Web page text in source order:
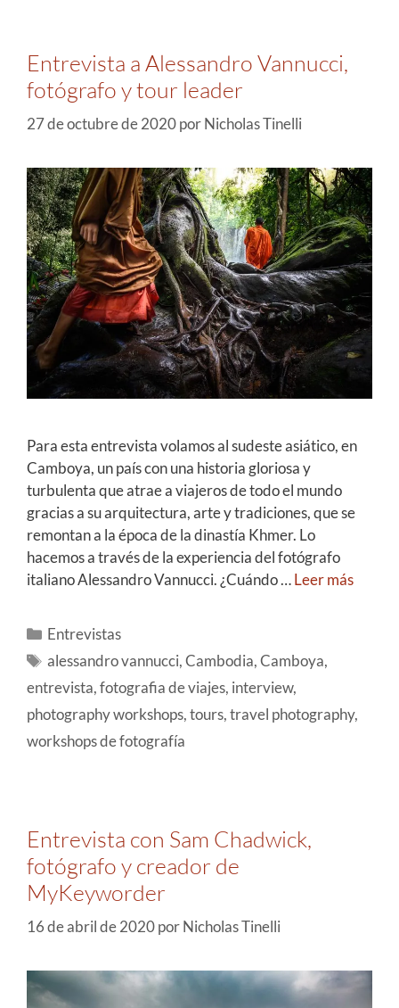
Entrevista a Alessandro Vannucci,
fotógrafo y tour leader
27 de octubre de 2020porNicholas Tinelli
Para esta entrevista volamos al sudeste asiático, en
Camboya, un país con una historia gloriosa y
turbulenta que atrae a viajeros de todo el mundo
gracias a su arquitectura, arte y tradiciones, que se
remontan a la época de la dinastía Khmer. Lo
hacemos a través de la experiencia del fotógrafo
italiano Alessandro Vannucci. ¿Cuándo …Leer más
Entrevistas
alessandro vannucci,Cambodia,Camboya,
entrevista,fotografia de viajes, interview,
photography workshops,tours,travel photography,
workshops de fotografía
Entrevista con Sam Chadwick,
fotógrafo y creador de
MyKeyworder
16 de abril de 2020porNicholas Tinelli